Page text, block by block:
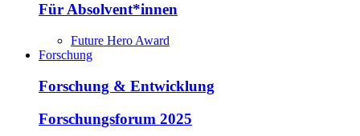
Für Absolvent*innen
Future Hero Award
Forschung
Forschung & Entwicklung
Forschungsforum 2025